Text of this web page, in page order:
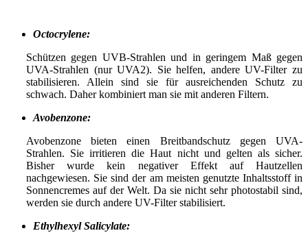
Octocrylene:
Schützen gegen UVB-Strahlen und in geringem Maß gegen
UVA-Strahlen (nur UVA2). Sie helfen, andere UV-Filter zu
stabilisieren. Allein sind sie für ausreichenden Schutz zu
schwach. Daher kombiniert man sie mit anderen Filtern.
Avobenzone:
Avobenzone bieten einen Breitbandschutz gegen UVA-
Strahlen. Sie irritieren die Haut nicht und gelten als sicher.
Bisher wurde kein negativer Effekt auf Hautzellen
nachgewiesen. Sie sind der am meisten genutzte Inhaltsstoff in
Sonnencremes auf der Welt. Da sie nicht sehr photostabil sind,
werden sie durch andere UV-Filter stabilisiert.
Ethylhexyl Salicylate: